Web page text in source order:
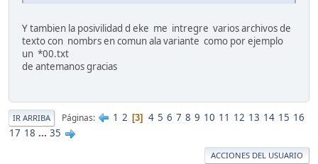
Y tambien la posivilidad d eke me intregre varios archivos de
texto con nombrs en comun ala variante como por ejemplo
un *00.txt
de antemanos gracias
IR ARRIBA Páginas 1 2 3 4 5 6 7 8 9 10 11 12 13 14 15 16
17 18 ... 35
ACCIONES DEL USUARIO